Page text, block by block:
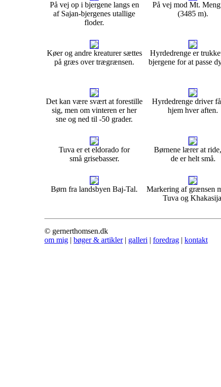
På vej op i bjergene langs en
af Sajan-bjergenes utallige
floder.
På vej mod Mt.
(3485 m).
Køer og andre kreaturer sættes
på græs over trægrænsen.
Hyrdedrenge er
bjergene for at passe
Det kan være svært at forestille
sig, men om vinteren er her
sne og ned til -50 grader.
Hyrdedrenge driver
hjem hver aften.
Tuva er et eldorado for
små grisebasser.
Børnene lærer at
de er helt små.
Børn fra landsbyen Baj-Tal.
Markering af grænsen
Tuva og
© gernerthomsen.dk
om mig | bøger & artikler| galleri | foredrag | kontakt